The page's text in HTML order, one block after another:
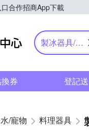
合作招商App下載
Yahoo購物中心
製冰器具/解
券 登記送
/寵物 料理器具